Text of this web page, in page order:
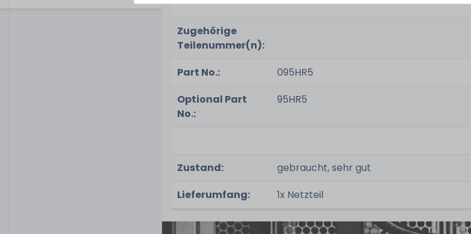
Zugehörige
Teilenummer(n):
Part No.:
095HR5
Optional Part
No.:
95HR5
Zustand:
gebraucht, sehr gut
Lieferumfang:
1x Netzteil